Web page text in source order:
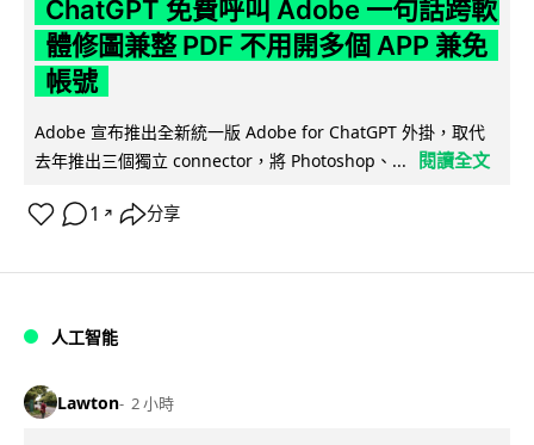
ChatGPT 免費呼叫 Adobe 一句話跨軟
體修圖兼整 PDF 不用開多個 APP 兼免
帳號
Adobe 宣布推出全新統一版 Adobe for ChatGPT 外掛，取代
去年推出三個獨立 connector，將 Photoshop、...
閱讀全文
1 ↗ 分享
人工智能
Lawton 2 小時